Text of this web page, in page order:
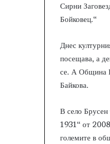
Сирни
Бойковец.“
Днес
посещава, а
се. А Община
Байкова.
В село Брусен
1931“ от 2008
големите в